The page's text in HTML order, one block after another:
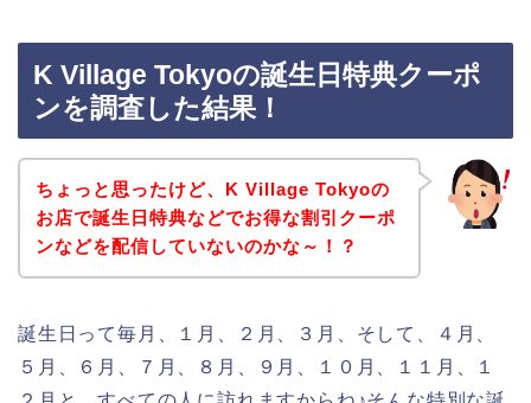
K Village Tokyoの誕生日特典クーポ
ンを調査した結果！
ちょっと思ったけど、K Village Tokyoの
お店で誕生日特典などでお得な割引クーポ
ンなどを配信していないのかな～！？
誕生日って毎月、１月、２月、３月、そして、４月、
５月、６月、７月、８月、９月、１０月、１１月、１